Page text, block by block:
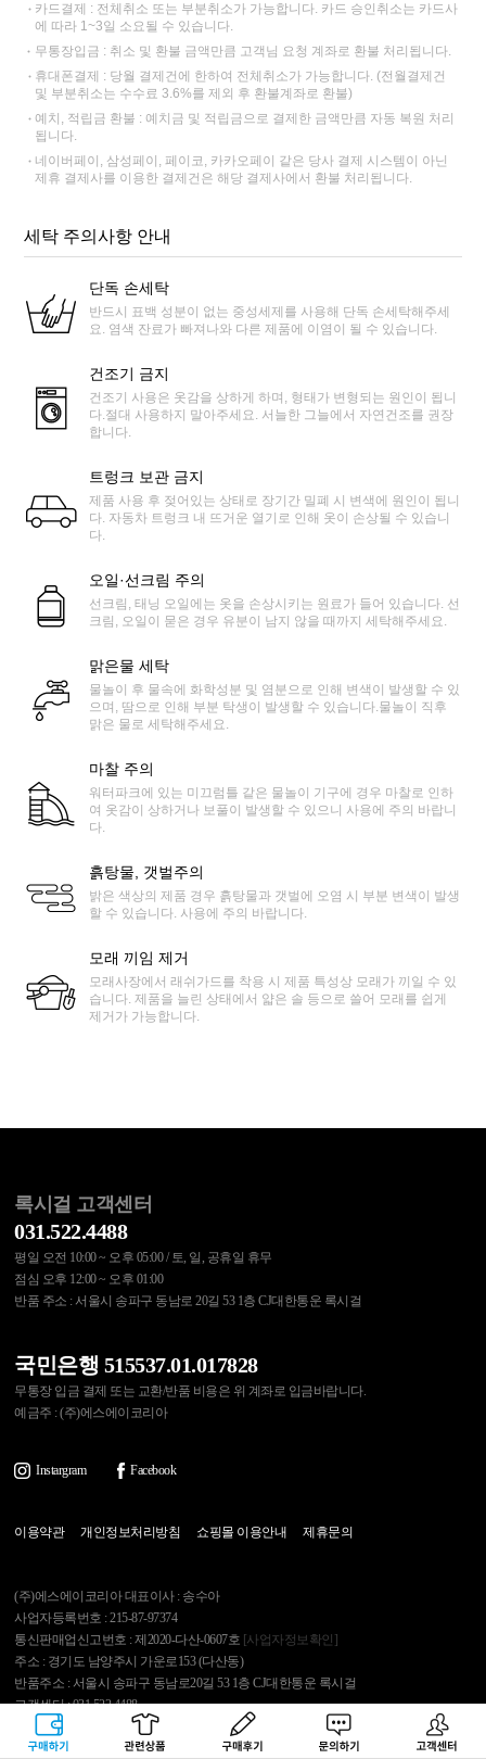
구매하기 관련상품 상품후기 문의하기 고객센터
카드결제 : 전체취소 또는 부분취소가 가능합니다. 카드 승인취소는 카드사
에 따라 1~3일 소요될 수 있습니다.
무통장입금 : 취소 및 환불 금액만큼 고객님 요청 계좌로 환불 처리됩니다.
휴대폰결제 : 당월 결제건에 한하여 전체취소가 가능합니다. (전월결제건
및 부분취소는 수수료 3.6%를 제외 후 환불계좌로 환불)
예치, 적립금 환불 : 예치금 및 적립금으로 결제한 금액만큼 자동 복원 처리
됩니다.
네이버페이, 삼성페이, 페이코, 카카오페이 같은 당사 결제 시스템이 아닌
제휴 결제사를 이용한 결제건은 해당 결제사에서 환불 처리됩니다.
세탁 주의사항 안내
단독 손세탁
반드시 표백 성분이 없는 중성세제를 사용해 단독 손세탁해주세
요. 염색 잔료가 빠져나와 다른 제품에 이염이 될 수 있습니다.
건조기 금지
건조기 사용은 옷감을 상하게 하며, 형태가 변형되는 원인이 됩니
다.절대 사용하지 말아주세요. 서늘한 그늘에서 자연건조를 권장
합니다.
트렁크 보관 금지
제품 사용 후 젖어있는 상태로 장기간 밀폐 시 변색에 원인이 됩니
다. 자동차 트렁크 내 뜨거운 열기로 인해 옷이 손상될 수 있습니
다.
오일·선크림 주의
선크림, 태닝 오일에는 옷을 손상시키는 원료가 들어 있습니다. 선
크림, 오일이 묻은 경우 유분이 남지 않을 때까지 세탁해주세요.
맑은물 세탁
물놀이 후 물속에 화학성분 및 염분으로 인해 변색이 발생할 수 있
으며, 땀으로 인해 부분 탁생이 발생할 수 있습니다.물놀이 직후
맑은 물로 세탁해주세요.
마찰 주의
워터파크에 있는 미끄럼틀 같은 물놀이 기구에 경우 마찰로 인하
여 옷감이 상하거나 보풀이 발생할 수 있으니 사용에 주의 바랍니
다.
흙탕물, 갯벌주의
밝은 색상의 제품 경우 흙탕물과 갯벌에 오염 시 부분 변색이 발생
할 수 있습니다. 사용에 주의 바랍니다.
모래 끼임 제거
모래사장에서 래쉬가드를 착용 시 제품 특성상 모래가 끼일 수 있
습니다. 제품을 늘린 상태에서 얇은 솔 등으로 쓸어 모래를 쉽게
제거가 가능합니다.
록시걸 고객센터
031.522.4488
평일 오전 10:00 ~ 오후 05:00 / 토, 일, 공휴일 휴무
점심 오후 12:00 ~ 오후 01:00
반품 주소 : 서울시 송파구 동남로 20길 53 1층 CJ대한통운 록시걸
국민은행 515537.01.017828
무통장 입금 결제 또는 교환/반품 비용은 위 계좌로 입금바랍니다.
예금주 : (주)에스에이코리아
Instargram Facebook
이용약관 개인정보처리방침 쇼핑몰 이용안내 제휴문의
(주)에스에이코리아 대표이사 : 송수아
사업자등록번호 : 215-87-97374
통신판매업신고번호 : 제2020-다산-0607호 [사업자정보확인]
주소 : 경기도 남양주시 가운로153 (다산동)
반품주소 : 서울시 송파구 동남로20길 53 1층 CJ대한통운 록시걸
고객센터 : 031.522.4488
개인정보관리보호책임자 : 김영석